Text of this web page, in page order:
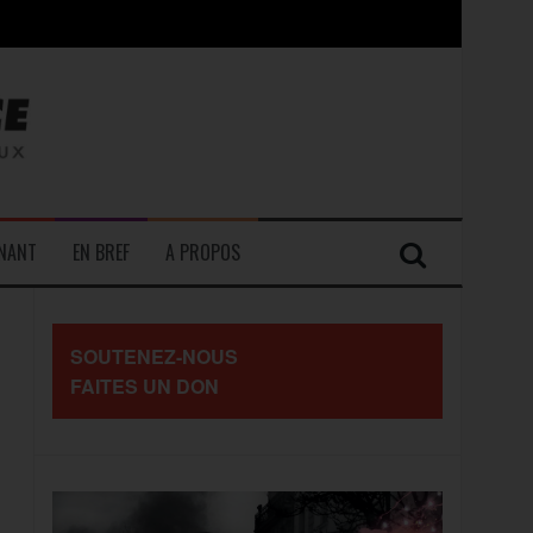
les travailleurs »
EN BREF A PROPOS
SOUTENEZ-NOUS
FAITES UN DON